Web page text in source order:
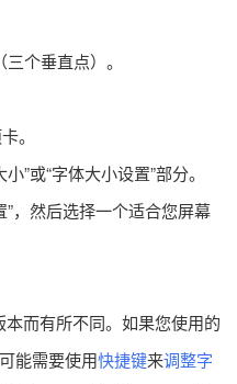
个垂直点）。
。
”或“字体大小设置”部分。
”，然后选择一个适合您屏幕
而有所不同。如果您使用的
能需要使用快捷键来调整字